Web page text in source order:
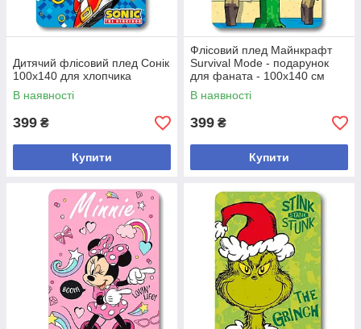
Дитячий флісовий плед Сонік
100х140 для хлопчика
В наявності
399 ₴
Купити
Флісовий плед Майнкрафт
Survival Mode - подарунок
для фаната - 100х140 см
В наявності
399 ₴
Купити